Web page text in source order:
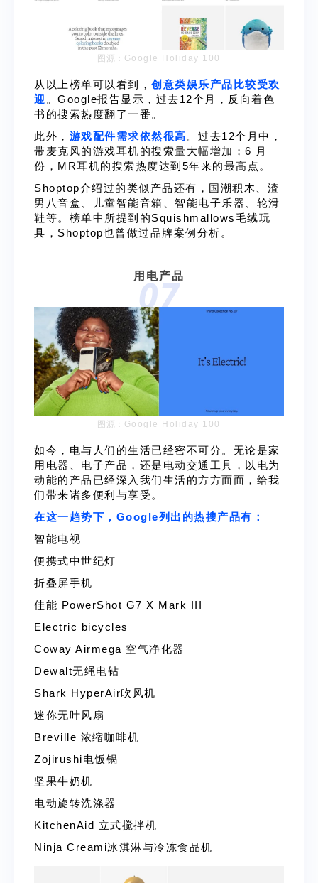
图源： Google Holiday 100
从以上榜单可以看到， 创意类娱乐产品比较受欢
迎 。Google报告显示，过去12个月，反向着色
书的搜索热度翻了一番。
此外， 游戏配件需求依然很高 。过去12个月中，
带麦克风的游戏耳机的搜索量大幅增加；6 月
份，MR耳机的搜索热度达到5年来的最高点。
Shoptop介绍过的类似产品还有， 国潮积木
渣
男八音盒
儿童智能音箱 智能电子乐器
轮滑
鞋等。榜单中所提到的Squishmallows毛绒玩
具 ，Shoptop也曾做过品牌案例分析。
07
用电产品
图源： Google Holiday 100
如今，电与人们的生活已经密不可分。无论是家
用电器、电子产品，还是电动交通工具，以电为
动能的产品已经深入我们生活的方方面面，给我
们带来诸多便利与享受。
在这一趋势下，Google列出的热搜产品有：
智能电视
便携式中世纪灯
折叠屏手机
佳能 PowerShot G7 X Mark III
Electric bicycles
Coway Airmega 空气净化器
Dewalt无绳电钻
Shark HyperAir吹风机
迷你无叶风扇
Breville 浓缩咖啡机
Zojirushi电饭锅
坚果牛奶机
电动旋转洗涤器
KitchenAid 立式搅拌机
Ninja Creami冰淇淋与冷冻食品机